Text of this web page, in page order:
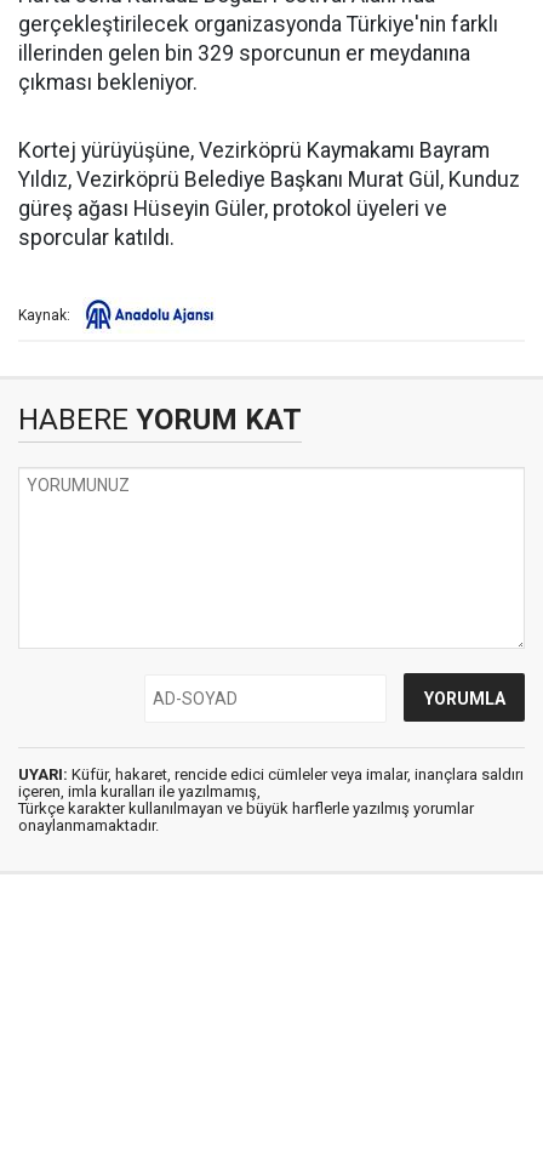
gerçekleştirilecek organizasyonda Türkiye'nin farklı
illerinden gelen bin 329 sporcunun er meydanına
çıkması bekleniyor.
Kortej yürüyüşüne, Vezirköprü Kaymakamı Bayram
Yıldız, Vezirköprü Belediye Başkanı Murat Gül, Kunduz
güreş ağası Hüseyin Güler, protokol üyeleri ve
sporcular katıldı.
Kaynak:
HABERE YORUM KAT
UYARI: Küfür, hakaret, rencide edici cümleler veya imalar, inançlara saldırı
içeren, imla kuralları ile yazılmamış,
Türkçe karakter kullanılmayan ve büyük harflerle yazılmış yorumlar
onaylanmamaktadır.